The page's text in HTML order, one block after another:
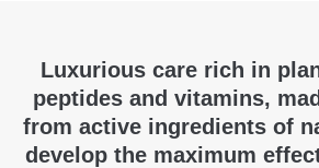
Luxurious care rich in
peptides and vitamins,
from active ingredients of
develop the maximum